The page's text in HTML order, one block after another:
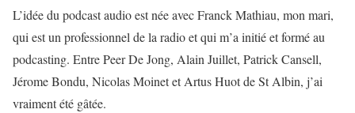
L’idée du podcast audio est née avec Franck Mathiau, mon mari,
qui est un professionnel de la radio et qui m’a initié et formé au
podcasting. Entre Peer De Jong, Alain Juillet, Patrick Cansell,
Jérome Bondu, Nicolas Moinet et Artus Huot de St Albin, j’ai
vraiment été gâtée.